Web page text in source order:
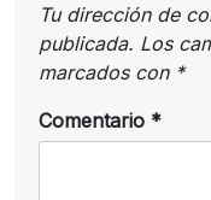
Tu dirección de
publicada. Los
marcados con *
Comentario *